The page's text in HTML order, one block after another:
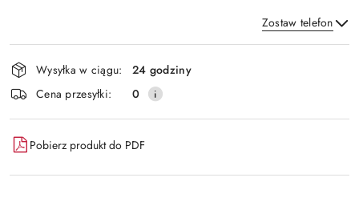
Zostaw telefon
Wyślij
Dostępność
i
dostawa
Wysyłka w ciągu:
24 godziny
Cena przesyłki:
0
Pobierz produkt do PDF